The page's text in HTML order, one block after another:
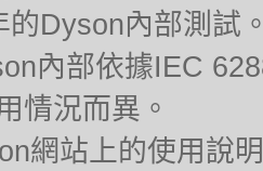
的Dyson內部測試
內部依據IEC
情況而異。
網站上的使用說